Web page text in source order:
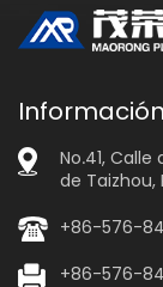
No.41,
de Taizhou,
+86-576-
+86-576-